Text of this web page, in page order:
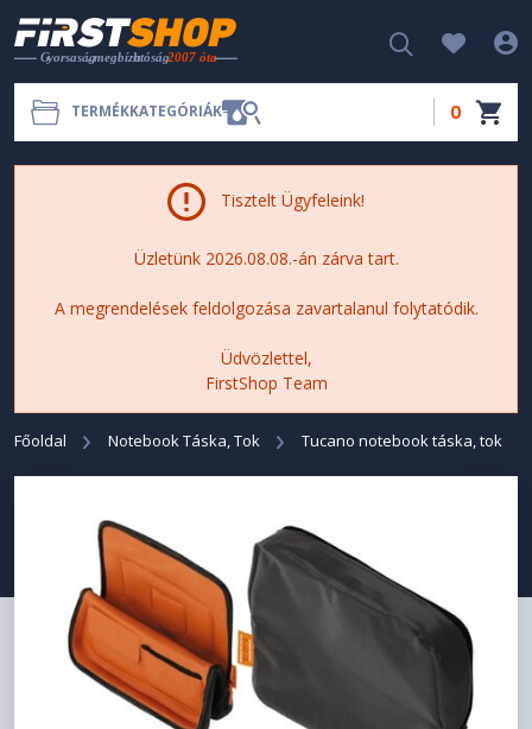
TERMÉKKATEGÓRIÁK 0
Tisztelt Ügyfeleink!
Üzletünk 2026.08.08.-án zárva tart.
A megrendelések feldolgozása zavartalanul folytatódik.
Üdvözlettel,
FirstShop Team
Főoldal Notebook Táska, Tok Tucano notebook táska, tok